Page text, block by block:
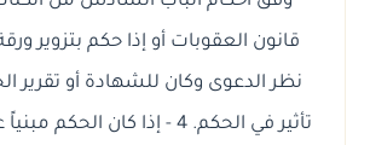
قانون العقوبات أو إذا حكم بتزوير
نظر الدعوى وكان للشهادة أو تقرير
تأثير في الحكم. 4 - إذا كان